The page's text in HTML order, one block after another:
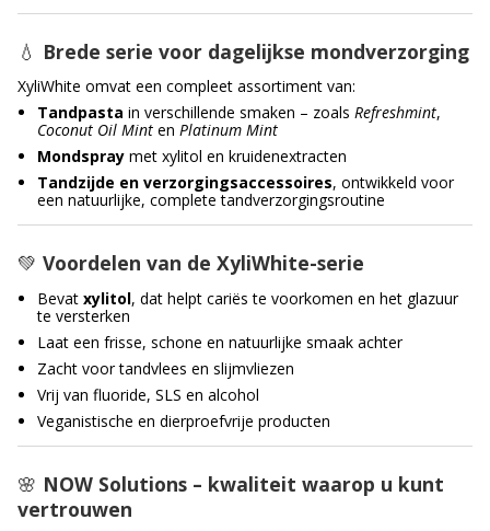
💧 Brede serie voor dagelijkse mondverzorging
XyliWhite omvat een compleet assortiment van:
Tandpasta in verschillende smaken – zoals Refreshmint,
Coconut Oil Minten Platinum Mint
Mondspraymet xylitol en kruidenextracten
Tandzijde en verzorgingsaccessoires, ontwikkeld voor
een natuurlijke, complete tandverzorgingsroutine
💚 Voordelen van de XyliWhite-serie
Bevat xylitol, dat helpt cariës te voorkomen en het glazuur
te versterken
Laat een frisse, schone en natuurlijke smaak achter
Zacht voor tandvlees en slijmvliezen
Vrij van fluoride, SLS en alcohol
Veganistische en dierproefvrije producten
🌸 NOW Solutions – kwaliteit waarop u kunt
vertrouwen